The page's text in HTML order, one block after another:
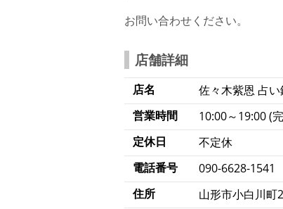
お問い合わせください。
店舗詳細
店名
佐々木紫恩 占
営業時間
10:00～19:00 (
定休日
不定休
電話番号
090-6628-1541
住所
山形市小白川町